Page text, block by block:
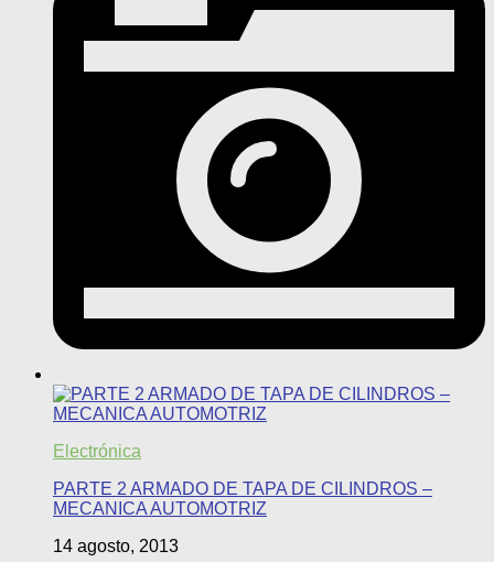
Electrónica
PARTE 2 ARMADO DE TAPA DE CILINDROS –
MECANICA AUTOMOTRIZ
14 agosto, 2013